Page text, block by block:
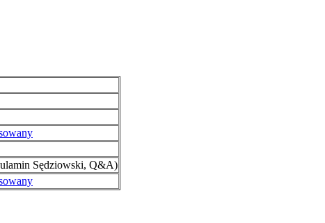
Sędziowski, Q&A)